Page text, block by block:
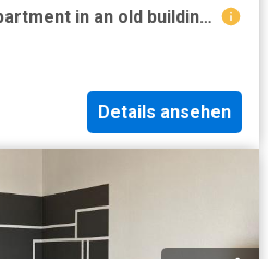
Exclusively furnished apartment in an old building in a central location, Aachen Amsterdam Apartments for Rent
Details ansehen